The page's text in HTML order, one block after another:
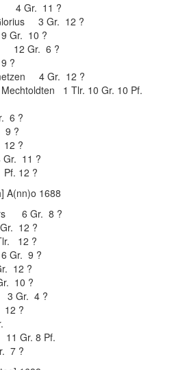
4 Gr. 11 ?
3 Gr. 12 ?
Gr. 10 ?
12 Gr. 6 ?
?
4 Gr. 12 ?
1 Tlr. 10 Gr. 10 Pf.
6 ?
9 ?
?
11 ?
12 ?
A(nn)o 1688
6 Gr. 8 ?
12 ?
12 ?
Gr. 9 ?
12 ?
10 ?
3 Gr. 4 ?
?
Gr. 8 Pf.
7 ?